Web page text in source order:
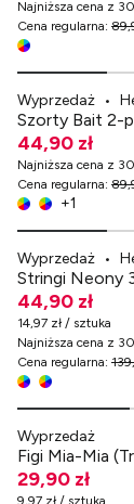
Najniższa cena z
Cena regularna:
Wyprzedaż •
Szorty Bait 2-
44,90 zł
Najniższa cena z
Cena regularna:
+1
Wyprzedaż •
Stringi Neony
44,90 zł
14,97 zł / sztuka
Najniższa cena z
Cena regularna:
-70% przy
Wyprzedaż
Figi Mia-Mia
29,90 zł
9,97 zł / sztuka